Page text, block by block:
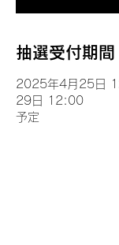
抽選受付期間
2025年4月25日
29日 12:00
予定